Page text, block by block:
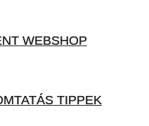
WEBSHOP
TIPPEK
WEBSHOP
TIPPEK